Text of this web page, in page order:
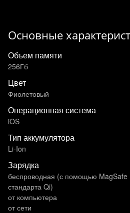
Основные
Объем памяти
256Гб
Цвет
Фиолетовый
Операционная система
iOS
Тип аккумулятора
Li-Ion
Зарядка
беспроводная (с помощью MagSafe
стандарта Qi)
от компьютера
от сети